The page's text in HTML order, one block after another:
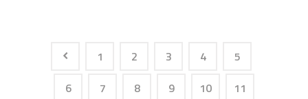
1 2 3 4
5
6
7 8 9 10
11